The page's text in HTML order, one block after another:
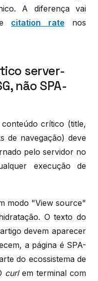
A diferença vai
citation rate nos
server-
não SPA-
crítico (title,
de navegação) deve
pelo servidor no
execução de
modo "View source"
O texto do
devem aparecer
a página é SPA-
do ecossistema de
curlem terminal com